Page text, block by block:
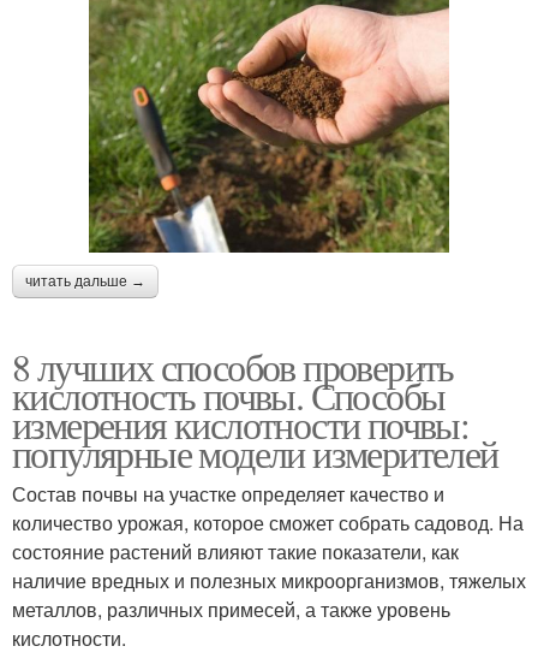
читать дальше →
8 лучших способов проверить
кислотность почвы. Способы
измерения кислотности почвы:
популярные модели измерителей
Состав почвы на участке определяет качество и
количество урожая, которое сможет собрать садовод. На
состояние растений влияют такие показатели, как
наличие вредных и полезных микроорганизмов, тяжелых
металлов, различных примесей, а также уровень
кислотности.